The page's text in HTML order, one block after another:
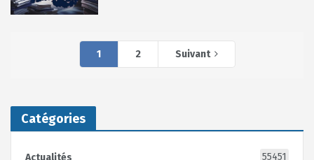
1 2 Suivant
Catégories
Actualités 55451